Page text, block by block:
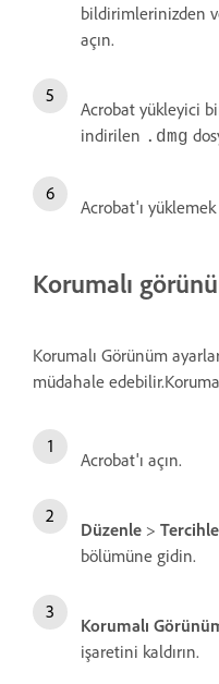
bildirimlerinizden
açın.
Acrobat yükleyici
indirilen .dmg
Acrobat'ı
Korumalı
Korumalı Görünüm
müdahale
Acrobat'ı açın.
Düzenle >
bölümüne gidin.
Korumalı
işaretini kaldırın.